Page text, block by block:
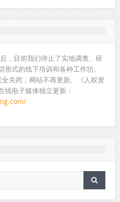
，目前我们停止了实地调查、研
式的线下培训和各种工作坊。
关闭，网站不再更新。《人权资
线电子媒体独立更新：